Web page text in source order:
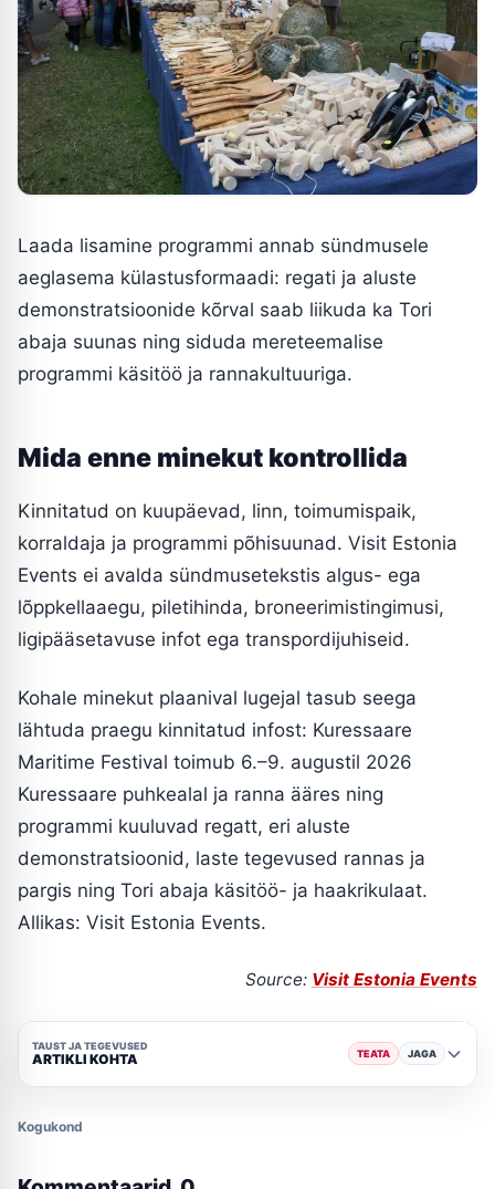
Laada lisamine programmi annab sündmusele
aeglasema külastusformaadi: regati ja aluste
demonstratsioonide kõrval saab liikuda ka Tori
abaja suunas ning siduda mereteemalise
programmi käsitöö ja rannakultuuriga.
Mida enne minekut kontrollida
Kinnitatud on kuupäevad, linn, toimumispaik,
korraldaja ja programmi põhisuunad. Visit Estonia
Events ei avalda sündmusetekstis algus- ega
lõppkellaaegu, piletihinda, broneerimistingimusi,
ligipääsetavuse infot ega transpordijuhiseid.
Kohale minekut plaanival lugejal tasub seega
lähtuda praegu kinnitatud infost: Kuressaare
Maritime Festival toimub 6.–9. augustil 2026
Kuressaare puhkealal ja ranna ääres ning
programmi kuuluvad regatt, eri aluste
demonstratsioonid, laste tegevused rannas ja
pargis ning Tori abaja käsitöö- ja haakrikulaat.
Allikas: Visit Estonia Events.
Source: Visit Estonia Events
TAUST JA TEGEVUSED
ARTIKLI KOHTA TEATA JAGA
Kogukond